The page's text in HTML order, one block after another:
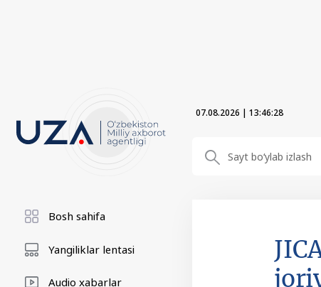
07.08.2026 | 13:46:28
Bosh sahifa
Yangiliklar lentasi
Audio xabarlar